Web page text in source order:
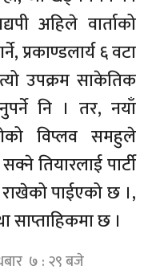
अहिले वार्ताको
प्रकाण्डलार्य ६ वटा
उपक्रम साकेतिक
नि । तर, नयाँ
विप्लव समहुले
तियारलाई पार्टी
पाईएको छ ।,
छ ।
७ : २९ बजे